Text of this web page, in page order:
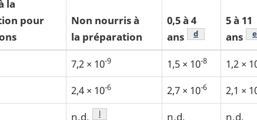
0,5 à 4
ans
Note de bas de
d
5 à 11
ans
e
la
pour
Non nourris à
la préparation
7,2 × 10-9 1,5 × 10-8 1,2 ×
2,4 × 10-6 2,7 × 10-6 2,1 ×
n.d. Note de bas de page
l n.d. n.d.